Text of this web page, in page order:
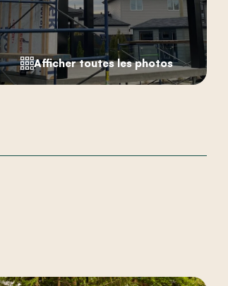
Afficher toutes les photos